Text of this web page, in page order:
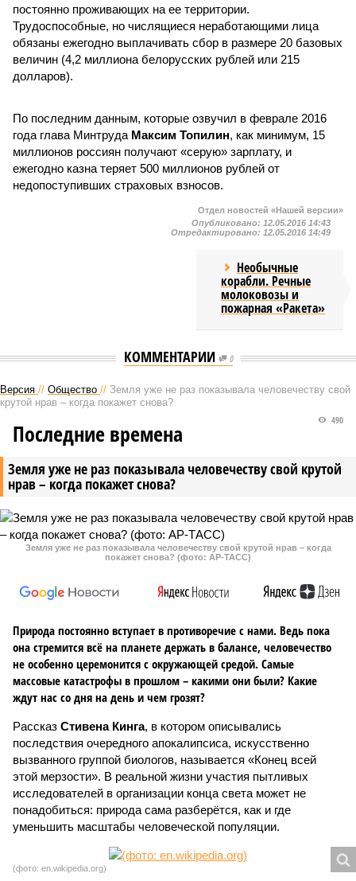
постоянно проживающих на ее территории.
Трудоспособные, но числящиеся неработающими лица
обязаны ежегодно выплачивать сбор в размере 20 базовых
величин (4,2 миллиона белорусских рублей или 215
долларов).
По последним данным, которые озвучил в феврале 2016
года глава Минтруда Максим Топилин, как минимум, 15
миллионов россиян получают «серую» зарплату, и
ежегодно казна теряет 500 миллионов рублей от
недопоступивших страховых взносов.
Отдел новостей «Нашей версии»
Опубликовано: 12.05.2016 14:43
Отредактировано: 12.05.2016 14:49
Необычные
корабли. Речные
молоковозы и
пожарная «Ракета»
КОММЕНТАРИИ 0
Версия // Общество // Земля уже не раз показывала человечеству свой
крутой нрав – когда покажет снова?
Земля уже не раз показывала человечеству свой крутой
нрав – когда покажет снова?
490
Последние времена
Земля уже не раз показывала человечеству свой крутой нрав – когда
покажет снова? (фото: АР-ТАСС)
Природа постоянно вступает в противоречие с нами. Ведь пока
она стремится всё на планете держать в балансе, человечество
не особенно церемонится с окружающей средой. Самые
массовые катастрофы в прошлом – какими они были? Какие
ждут нас со дня на день и чем грозят?
Рассказ Стивена Кинга, в котором описывались
последствия очередного апокалипсиса, искусственно
вызванного группой биологов, называется «Конец всей
этой мерзости». В реальной жизни участия пытливых
исследователей в организации конца света может не
понадобиться: природа сама разберётся, как и где
уменьшить масштабы человеческой популяции.
(фото: en.wikipedia.org)